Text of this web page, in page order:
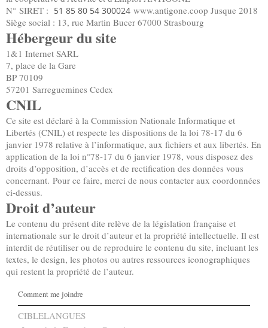
N° SIRET : 51 85 80 54 300024 www.antigone.coop Jusque 2018
Siège social : 13, rue Martin Bucer 67000 Strasbourg
Hébergeur du site
1&1 Internet SARL
7, place de la Gare
BP 70109
57201 Sarreguemines Cedex
CNIL
Ce site est déclaré à la Commission Nationale Informatique et
Libertés (CNIL) et respecte les dispositions de la loi 78-17 du 6
janvier 1978 relative à l’informatique, aux fichiers et aux libertés. En
application de la loi n°78-17 du 6 janvier 1978, vous disposez des
droits d’opposition, d’accès et de rectification des données vous
concernant. Pour ce faire, merci de nous contacter aux coordonnées
ci-dessus.
Droit d’auteur
Le contenu du présent dite relève de la législation française et
internationale sur le droit d’auteur et la propriété intellectuelle. Il est
interdit de réutiliser ou de reproduire le contenu du site, incluant les
textes, le design, les photos ou autres ressources iconographiques
qui restent la propriété de l’auteur.
Comment me joindre
CIBLELANGUES